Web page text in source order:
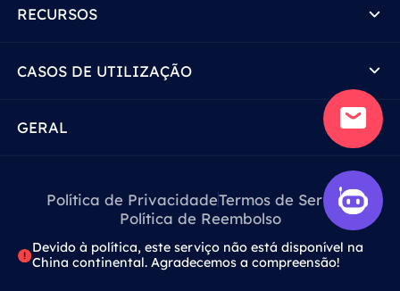
RECURSOS
CASOS DE UTILIZAÇÃO
GERAL
Política de PrivacidadeTermos de Serviço
Política de Reembolso
Devido à política, este serviço não está disponível na
China continental. Agradecemos a compreensão!